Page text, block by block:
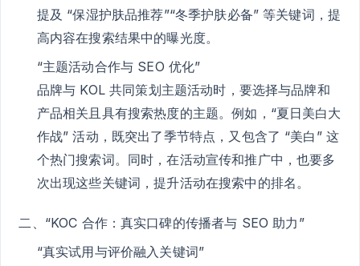
提及 “保湿护肤品推荐”“冬季护肤必备” 等关键词，提
高内容在搜索结果中的曝光度。
“主题活动合作与 SEO 优化”
品牌与 KOL 共同策划主题活动时，要选择与品牌和
产品相关且具有搜索热度的主题。例如，“夏日美白大
作战” 活动，既突出了季节特点，又包含了 “美白” 这
个热门搜索词。同时，在活动宣传和推广中，也要多
次出现这些关键词，提升活动在搜索中的排名。
二、“KOC 合作：真实口碑的传播者与 SEO 助力”
“真实试用与评价融入关键词”